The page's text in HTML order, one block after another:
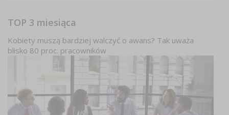
TOP 3 miesiąca
Kobiety muszą bardziej walczyć o awans? Tak uważa
blisko 80 proc. pracowników